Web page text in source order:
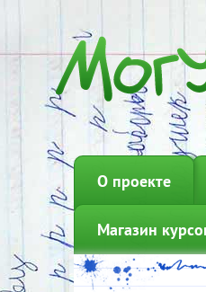
О проекте
Магазин